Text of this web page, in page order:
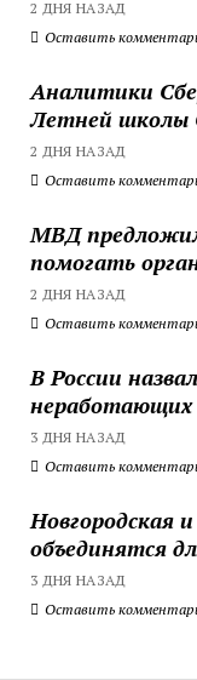
2 ДНЯ НАЗАД
Оставить
Аналитики
Летней школы
2 ДНЯ НАЗАД
Оставить
МВД
помогать
2 ДНЯ НАЗАД
Оставить
В России
неработающих
3 ДНЯ НАЗАД
Оставить
Новгородская
объединятся
3 ДНЯ НАЗАД
Оставить